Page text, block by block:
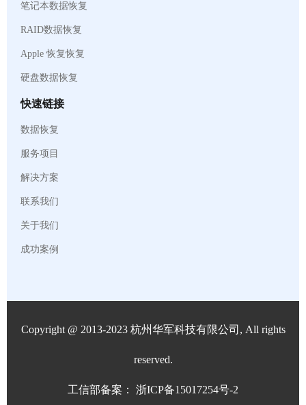
笔记本数据恢复
RAID数据恢复
Apple 恢复恢复
硬盘数据恢复
快速链接
数据恢复
服务项目
解决方案
联系我们
关于我们
成功案例
Copyright @ 2013-2023 杭州华军科技有限公司, All rights
reserved.
工信部备案： 浙ICP备15017254号-2